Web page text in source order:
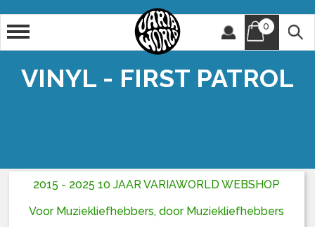
0
VINYL - FIRST PATROL
2015 - 2025 10 JAAR VARIAWORLD WEBSHOP
Voor Muziekliefhebbers, door Muziekliefhebbers